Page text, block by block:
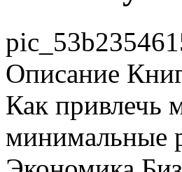
Описание
Как привлечь
минимальные